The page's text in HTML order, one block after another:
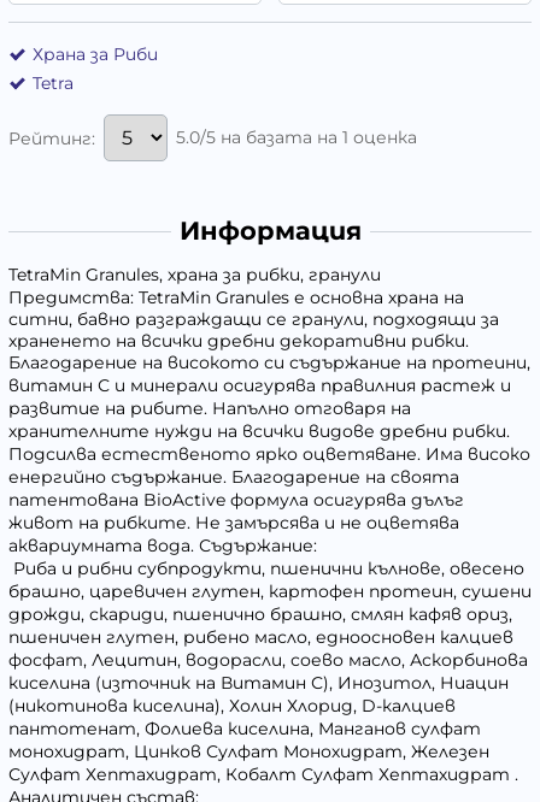
Храна за Риби
Tetra
Рейтинг: 5.0/5 на базата на 1 оценка
Информация
TetraMin Granules, храна за рибки, гранули
Предимства: TetraMin Granules е основна храна на
ситни, бавно разграждащи се гранули, подходящи за
храненето на всички дребни декоративни рибки.
Благодарение на високото си съдържание на протеини,
витамин С и минерали осигурява правилния растеж и
развитие на рибите. Напълно отговаря на
хранителните нужди на всички видове дребни рибки.
Подсилва естественото ярко оцветяване. Има високо
енергийно съдържание. Благодарение на своята
патентована BioActive формула осигурява дълъг
живот на рибките. Не замърсява и не оцветява
аквариумната вода. Съдържание:
Риба и рибни субпродукти, пшенични кълнове, овесено
брашно, царевичен глутен, картофен протеин, сушени
дрожди, скариди, пшенично брашно, смлян кафяв ориз,
пшеничен глутен, рибено масло, едноосновен калциев
фосфат, Лецитин, водорасли, соево масло, Аскорбинова
киселина (източник на Витамин С), Инозитол, Ниацин
(никотинова киселина), Холин Хлорид, D-калциев
пантотенат, Фолиева киселина, Манганов сулфат
монохидрат, Цинков Сулфат Монохидрат, Железен
Сулфат Хептахидрат, Кобалт Сулфат Хептахидрат .